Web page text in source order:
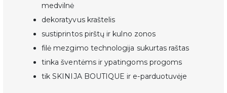
medvilnė
dekoratyvus kraštelis
sustiprintos pirštų ir kulno zonos
filė mezgimo technologija sukurtas raštas
tinka šventėms ir ypatingoms progoms
tik SKINIJA BOUTIQUE ir e-parduotuvėje